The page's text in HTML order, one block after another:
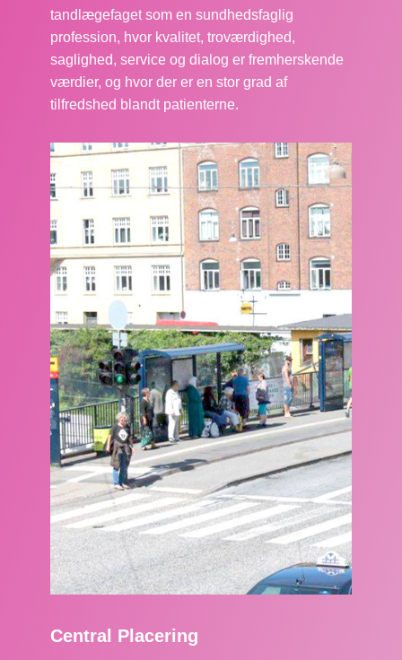
tandlægefaget som en sundhedsfaglig
profession, hvor kvalitet, troværdighed,
saglighed, service og dialog er fremherskende
værdier, og hvor der er en stor grad af
tilfredshed blandt patienterne.
Central Placering